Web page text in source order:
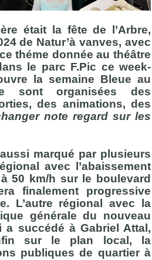
était la fête de l’Arbre,
de Natur’à vanves, avec
théme donnée au théâtre
le parc F.Pic ce week-
la semaine Bleue au
sont organisées des
des animations, des
note regard sur les
marqué par plusieurs
avec l’abaissement
50 km/h sur le boulevard
finalement progressive
L’autre régional avec la
générale du nouveau
a succédé à Gabriel Attal,
sur le plan local, la
publiques de quartier à